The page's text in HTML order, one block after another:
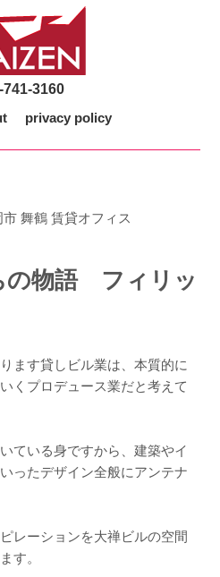
741-3160
privacy policy
舞鶴 賃貸オフィス
の物語 フィリッ
ます貸しビル業は、本質的に
くプロデュース業だと考えて
ている身ですから、建築やイ
ったデザイン全般にアンテナ
レーションを大禅ビルの空間
す。